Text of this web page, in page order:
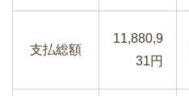
支払総額
11,880,9
31円